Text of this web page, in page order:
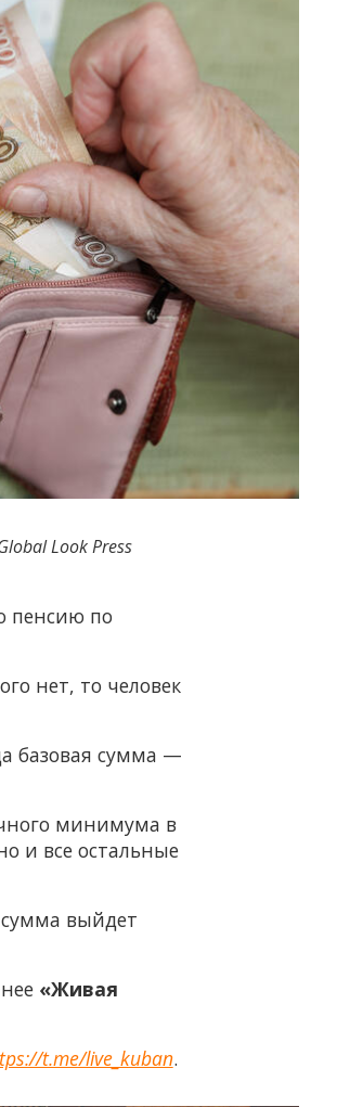
Look Press
пенсию по
нет, то человек
базовая сумма —
минимума в
и все остальные
сумма выйдет
«Живая
t.me/live_kuban.